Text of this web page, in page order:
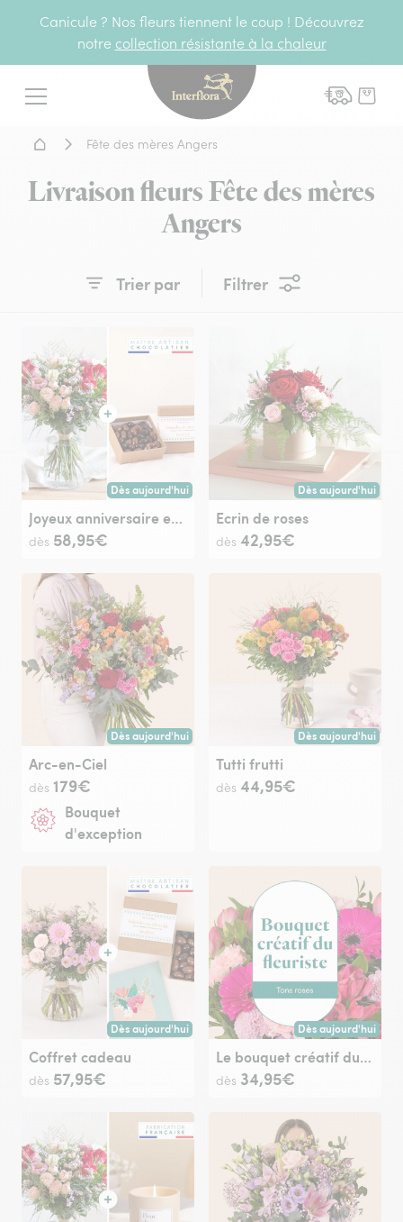
Canicule ? Nos fleurs tiennent le coup ! Découvrez
notre collection résistante à la chaleur
Menu
Interflora - livraison
Accueil - Livraison fleurs
Fête des mères Angers
Livraison fleurs Fête des mères
Angers
Trier par Filtrer
Dès aujourd'hui
Livraison dès aujourd'hui (pour toute commande passée
Joyeux anniversaire et ses amandes au chocolat
dès 58,95€
Dès aujourd'hui
Livraison dès
Ecrin de roses
dès 42,95€
Dès aujourd'hui
Livraison dès aujourd'hui (pour toute commande passée
Arc-en-Ciel
dès 179€
Bouquet
d'exception
Dès aujourd'hui
Livraison dès
Tutti frutti
dès 44,95€
Dès aujourd'hui
Livraison dès aujourd'hui (pour toute commande passée
Coffret cadeau
dès 57,95€
Dès aujourd'hui
Livraison dès
Le bouquet créatif du fleuriste rose
dès 34,95€